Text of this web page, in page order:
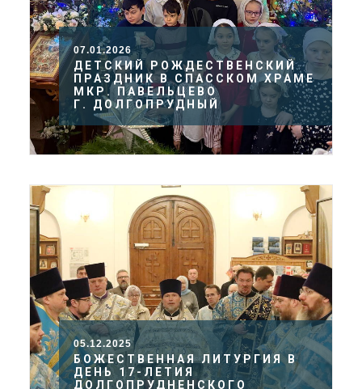
07.01.2026
ДЕТСКИЙ РОЖДЕСТВЕНСКИЙ
ПРАЗДНИК В СПАССКОМ ХРАМЕ
МКР. ПАВЕЛЬЦЕВО
Г. ДОЛГОПРУДНЫЙ
05.12.2025
БОЖЕСТВЕННАЯ ЛИТУРГИЯ В
ДЕНЬ 17-ЛЕТИЯ
ДОЛГОПРУДНЕНСКОГО